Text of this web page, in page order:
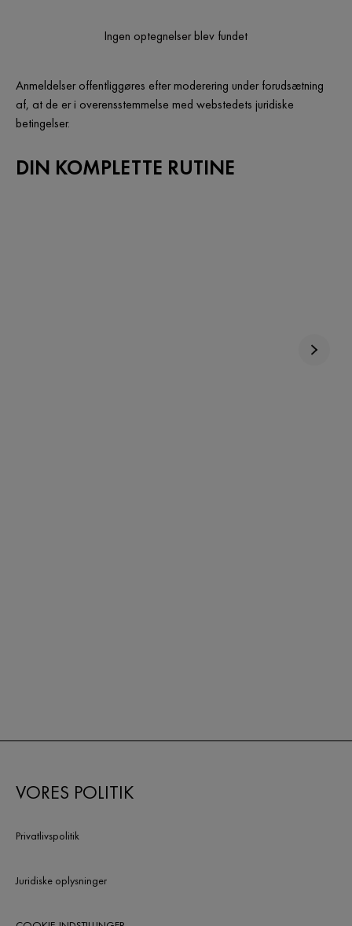
Ingen optegnelser blev fundet
Anmeldelser offentliggøres efter moderering under forudsætning
af, at de er i overensstemmelse med webstedets juridiske
betingelser.
DIN KOMPLETTE RUTINE
VORES POLITIK
Privatlivspolitik
Juridiske oplysninger